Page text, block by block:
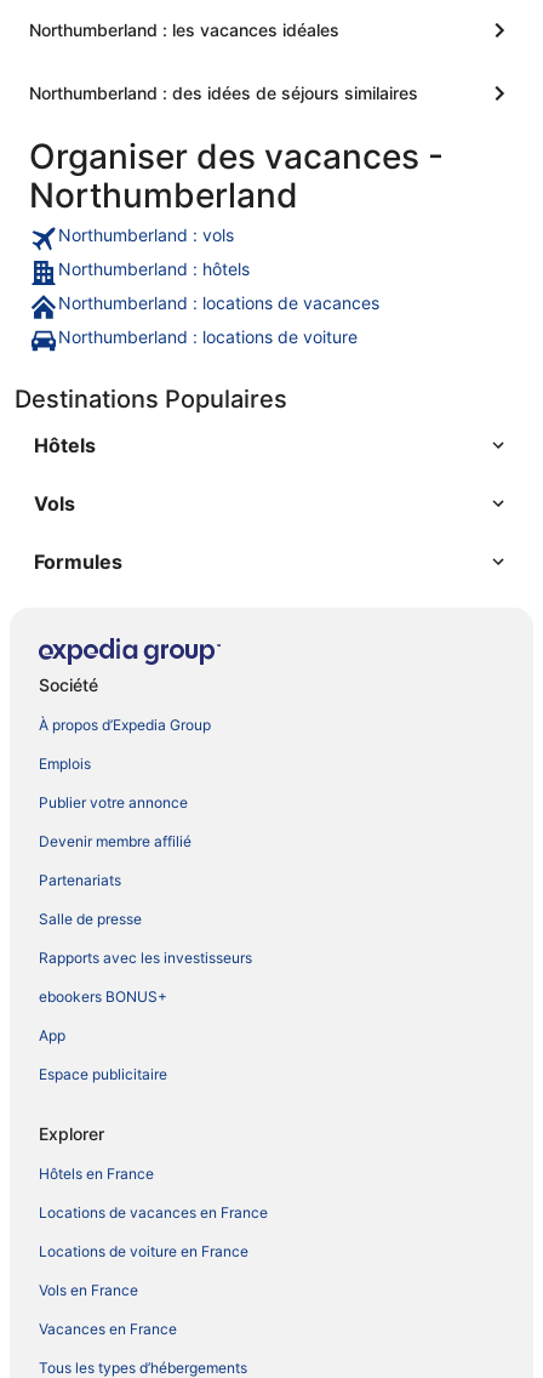
Northumberland : les vacances idéales
Northumberland : des idées de séjours similaires
Organiser des vacances -
Northumberland
Northumberland : vols
Northumberland : hôtels
Northumberland : locations de vacances
Northumberland : locations de voiture
Destinations Populaires
Hôtels
Vols
Formules
Société
À propos d’Expedia Group
Emplois
Publier votre annonce
Devenir membre affilié
Partenariats
Salle de presse
Rapports avec les investisseurs
ebookers BONUS+
App
Espace publicitaire
Explorer
Hôtels en France
Locations de vacances en France
Locations de voiture en France
Vols en France
Vacances en France
Tous les types d’hébergements